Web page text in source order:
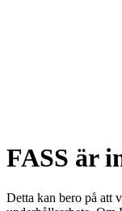
FASS är
Detta kan bero på att